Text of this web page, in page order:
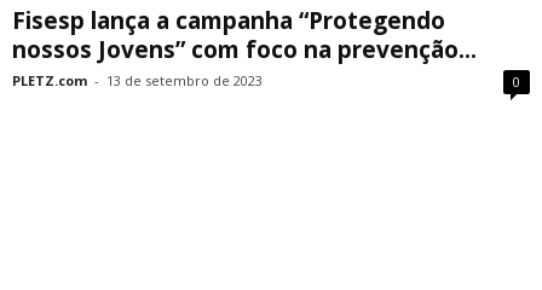
Fisesp lança a campanha “Protegendo
nossos Jovens” com foco na prevenção...
PLETZ.com - 13 de setembro de 2023 0